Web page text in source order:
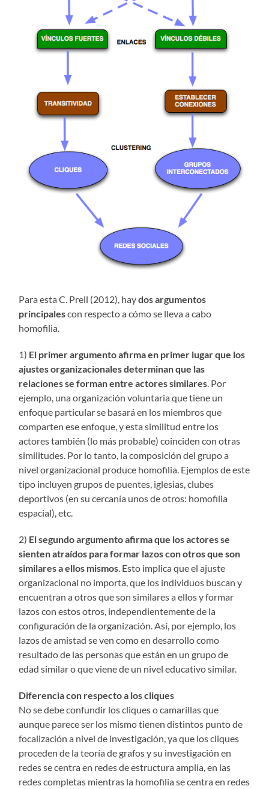
Para esta C. Prell (2012), haydos argumentos
principalescon respecto a cómo se lleva a cabo
homofilia.
1) El primer argumento afirma en primer lugar que los
ajustes organizacionales determinan que las
relaciones se forman entre actores similares. Por
ejemplo, una organización voluntaria que tiene un
enfoque particular se basará en los miembros que
comparten ese enfoque, y esta similitud entre los
actores también (lo más probable) coinciden con otras
similitudes. Por lo tanto, la composición del grupo a
nivel organizacional produce homofilia. Ejemplos de este
tipo incluyen grupos de puentes, iglesias, clubes
deportivos (en su cercanía unos de otros: homofilia
espacial), etc.
2) El segundo argumento afirma que los actores se
sienten atraídos para formar lazos con otros que son
similares a ellos mismos. Esto implica que el ajuste
organizacional no importa, que los individuos buscan y
encuentran a otros que son similares a ellos y formar
lazos con estos otros, independientemente de la
configuración de la organización. Así, por ejemplo, los
lazos de amistad se ven como en desarrollo como
resultado de las personas que están en un grupo de
edad similar o que viene de un nivel educativo similar.
Diferencia con respecto a los cliques
No se debe confundir los cliques o camarillas que
aunque parece ser los mismo tienen distintos punto de
focalización a nivel de investigación, ya que los cliques
proceden de la teoría de grafos y su investigación en
redes se centra en redes de estructura amplia, en las
redes completas mientras la homofilia se centra en redes